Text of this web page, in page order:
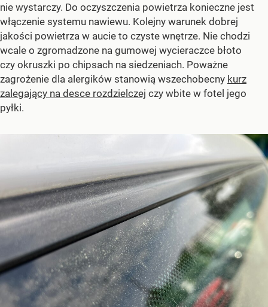
nie wystarczy. Do oczyszczenia powietrza konieczne jest
włączenie systemu nawiewu. Kolejny warunek dobrej
jakości powietrza w aucie to czyste wnętrze. Nie chodzi
wcale o zgromadzone na gumowej wycieraczce błoto
czy okruszki po chipsach na siedzeniach. Poważne
zagrożenie dla alergików stanowią wszechobecny kurz
zalegający na desce rozdzielczej czy wbite w fotel jego
pyłki.